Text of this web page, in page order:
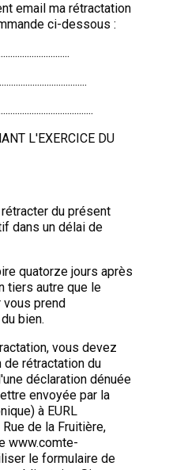
email ma rétractation
ci-dessous :
L'EXERCICE DU
du présent
dans un délai de
quatorze jours après
tiers autre que le
vous prend
bien.
vous devez
rétractation du
déclaration dénuée
envoyée par la
à EURL
Rue de la Fruitière,
www.comte-
le formulaire de